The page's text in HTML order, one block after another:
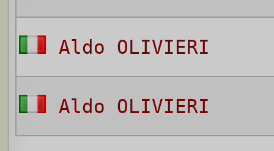
Aldo OLIVIERI
Aldo OLIVIERI